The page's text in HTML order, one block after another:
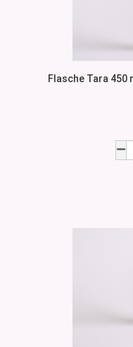
Flasche Tara 450